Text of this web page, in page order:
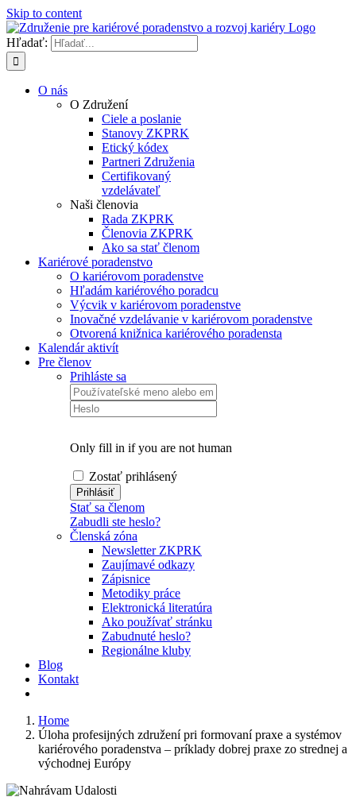
Skip to content
Hľadať:
O nás
O Združení
Ciele a poslanie
Stanovy ZKPRK
Etický kódex
Partneri Združenia
Certifikovaný
vzdelávateľ
Naši členovia
Rada ZKPRK
Členovia ZKPRK
Ako sa stať členom
Kariérové poradenstvo
O kariérovom poradenstve
Hľadám kariérového poradcu
Výcvik v kariérovom poradenstve
Inovačné vzdelávanie v kariérovom poradenstve
Otvorená knižnica kariérového poradensta
Kalendár aktivít
Pre členov
Prihláste sa
Only fill in if you are not human
Zostať prihlásený
Stať sa členom
Zabudli ste heslo?
Členská zóna
Newsletter ZKPRK
Zaujímavé odkazy
Zápisnice
Metodiky práce
Elektronická literatúra
Ako používať stránku
Zabudnuté heslo?
Regionálne kluby
Blog
Kontakt
Home
Úloha profesijných združení pri formovaní praxe a systémov
kariérového poradenstva – príklady dobrej praxe zo strednej a
východnej Európy